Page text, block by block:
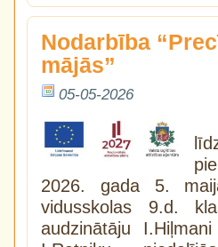
Nodarbība
mājās”
05-05-2026
2026. gada 5.
vidusskolas 9.d.
audzinātāju